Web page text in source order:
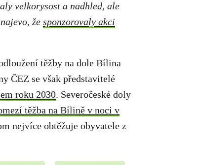
velkorysost a nadhled, ale
že sponzorovaly akci
těžby na dole Bílina
ČEZ se však představitelé
roku 2030. Severočeské doly
těžba na Bílině v noci v
nejvíce obtěžuje obyvatele z